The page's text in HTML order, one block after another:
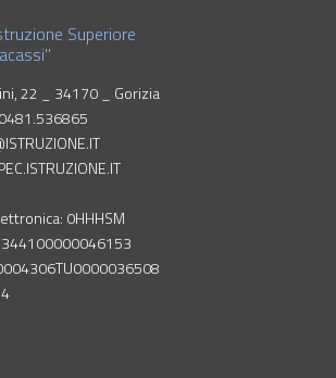
Superiore
22 _ 34170 _ Gorizia
0HHHSM